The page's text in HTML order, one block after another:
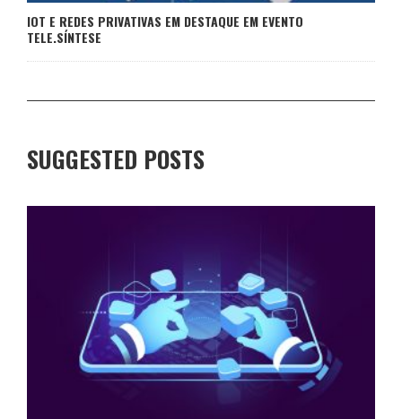
IOT E REDES PRIVATIVAS EM DESTAQUE EM EVENTO
TELE.SÍNTESE
SUGGESTED POSTS